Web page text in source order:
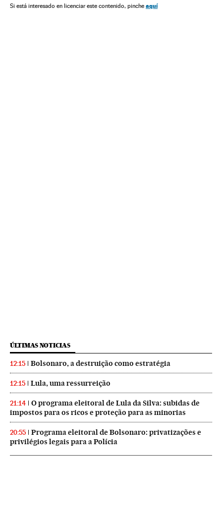
Estados Unidos Presidência Brasil Atividade legislativa
Si está interesado en licenciar este contenido, pinche aquí
ÚLTIMAS NOTICIAS
12:15 Bolsonaro, a destruição como estratégia
12:15 Lula, uma ressurreição
21:14
O programa eleitoral de Lula da Silva: subidas de
impostos para os ricos e proteção para as minorias
20:55
Programa eleitoral de Bolsonaro: privatizações e
privilégios legais para a Polícia